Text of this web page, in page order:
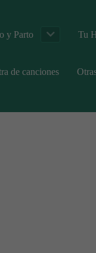
y Parto Tu
de canciones